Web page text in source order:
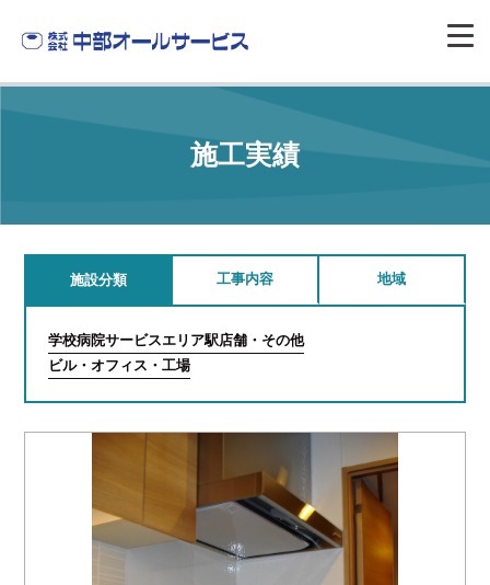
施工実績
施設分類 工事内容 地域
学校病院サービスエリア駅店舗・その他
ビル・オフィス・工場